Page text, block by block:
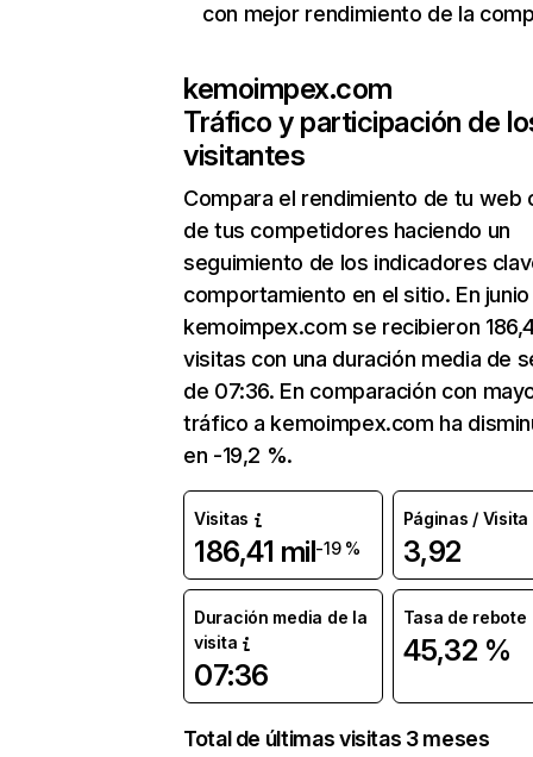
con mejor rendimiento de la
kemoimpex.com
Tráfico y participación de
visitantes
Compara el rendimiento de tu web
de tus competidores haciendo un
seguimiento de los indicadores
comportamiento en el sitio. En junio
kemoimpex.com se recibieron
visitas con una duración media de
de 07:36. En comparación con
tráfico a kemoimpex.com ha
en -19,2 %.
Visitas
186,41 mil-19 %
Páginas / Visita
3,92
Duración media de la
visita
07:36
Tasa de rebote
45,32 %
Total de últimas visitas 3 meses